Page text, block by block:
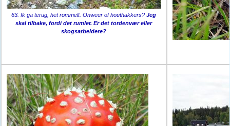
63. Ik ga terug, het rommelt. Onweer of houthakkers?Jeg
skal tilbake, fordi det rumler. Er det tordenvær eller
skogsarbeidere?